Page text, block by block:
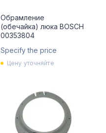
Обрамление
(обечайка) люка BOSCH
00353804
Specify the price
Цену уточняйте